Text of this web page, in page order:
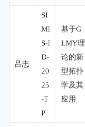
吕志
SI
MI
S-I
D-
20
25
-T
P
基于G
LMY理
论的新
型拓扑
学及其
应用